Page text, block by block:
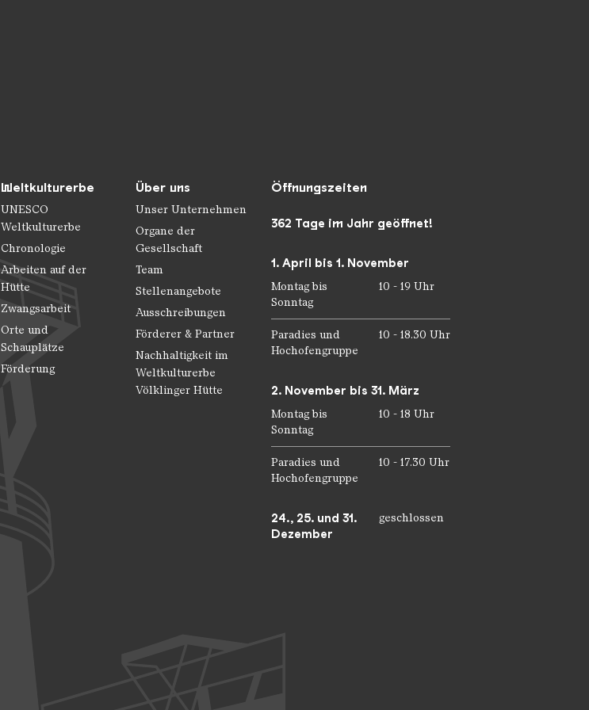
Weltkulturerbe
UNESCO
Weltkulturerbe
Chronologie
Arbeiten auf der
Hütte
Zwangsarbeit
Orte und
Schauplätze
Förderung
Über uns
Unser Unternehmen
Organe der
Gesellschaft
Team
Stellenangebote
Ausschreibungen
Förderer & Partner
Nachhaltigkeit im
Weltkulturerbe
Völklinger Hütte
Öffnungszeiten
362 Tage im Jahr geöffnet!
1. April bis 1. November
Montag bis
Sonntag
10 - 19 Uhr
Paradies und
Hochofengruppe
10 - 18.30 Uhr
2. November bis 31. März
Montag bis
Sonntag
10 - 18 Uhr
Paradies und
Hochofengruppe
10 - 17.30 Uhr
24., 25. und 31.
Dezember
geschlossen